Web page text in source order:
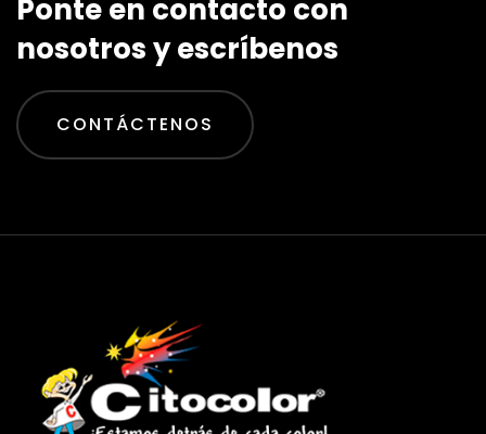
Ponte en contacto con
nosotros y escríbenos
CONTÁCTENOS